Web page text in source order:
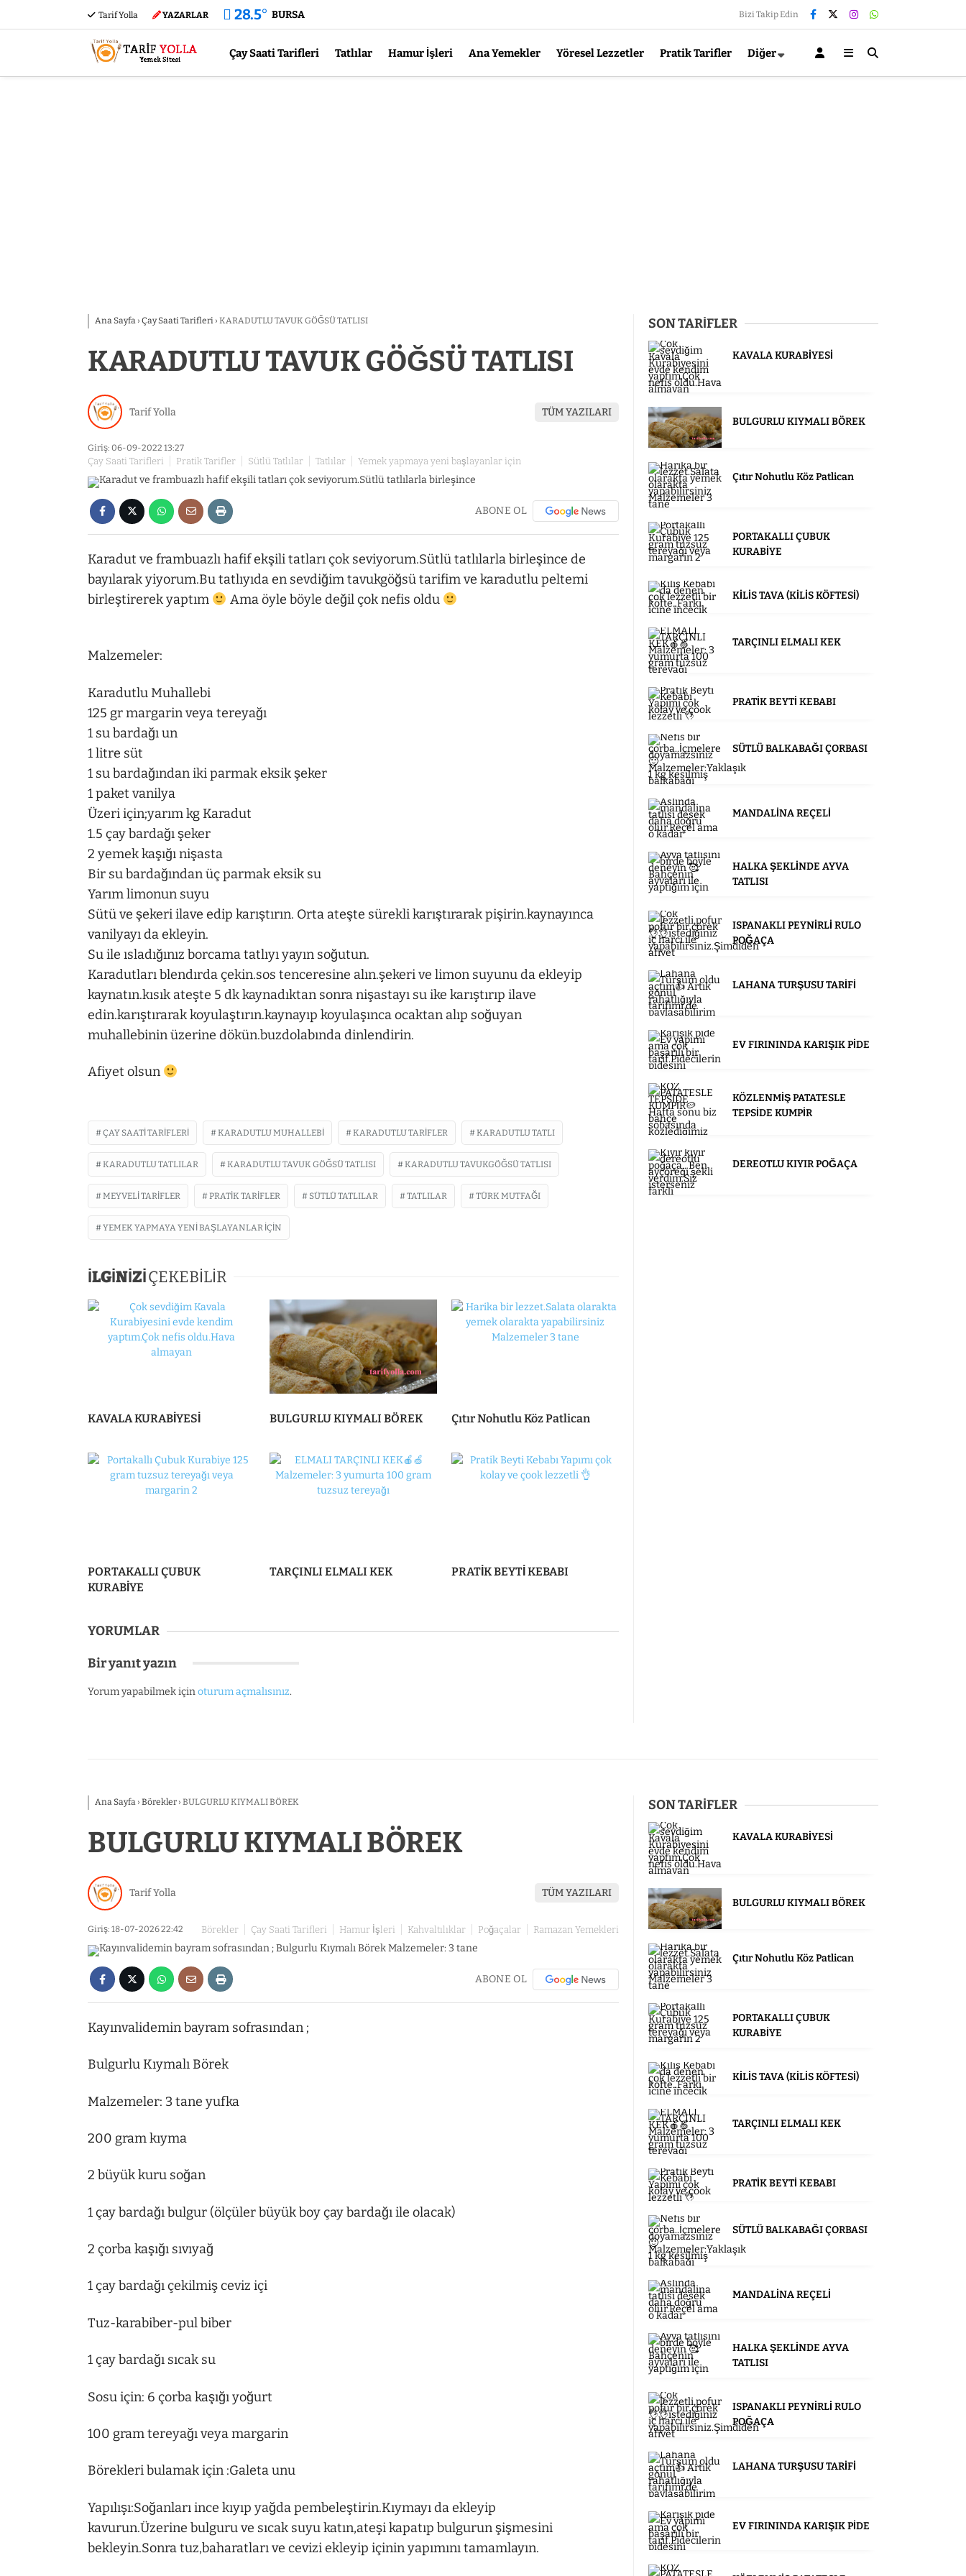
Tarif Yolla YAZARLAR 28.5° BURSA Bizi Takip Edin
Çay Saati Tarifleri Tatlılar Hamur İşleri Ana Yemekler Yöresel Lezzetler Pratik Tarifler Diğer
Ana Sayfa › Çay Saati Tarifleri › KARADUTLU TAVUK GÖĞSÜ TATLISI
KARADUTLU TAVUK GÖĞSÜ TATLISI
Tarif Yolla TÜM YAZILARI
Giriş: 06-09-2022 13:27
Çay Saati Tarifleri Pratik Tarifler Sütlü Tatlılar Tatlılar Yemek yapmaya yeni başlayanlar için
ABONE OL
Karadut ve frambuazlı hafif ekşili tatları çok seviyorum.Sütlü tatlılarla birleşince de
bayılarak yiyorum.Bu tatlıyıda en sevdiğim tavukgöğsü tarifim ve karadutlu peltemi
birleştirerek yaptım
Ama öyle böyle değil çok nefis oldu
Malzemeler:
Karadutlu Muhallebi
125 gr margarin veya tereyağı
1 su bardağı un
1 litre süt
1 su bardağından iki parmak eksik şeker
1 paket vanilya
Üzeri için;yarım kg Karadut
1.5 çay bardağı şeker
2 yemek kaşığı nişasta
Bir su bardağından üç parmak eksik su
Yarım limonun suyu
Sütü ve şekeri ilave edip karıştırın. Orta ateşte sürekli karıştırarak pişirin.kaynayınca
vanilyayı da ekleyin.
Su ile ısladığınız borcama tatlıyı yayın soğutun.
Karadutları blendırda çekin.sos tenceresine alın.şekeri ve limon suyunu da ekleyip
kaynatın.kısık ateşte 5 dk kaynadıktan sonra nişastayı su ike karıştırıp ilave
edin.karıştırarak koyulaştırın.kaynayıp koyulaşınca ocaktan alıp soğuyan
muhallebinin üzerine dökün.buzdolabında dinlendirin.
Afiyet olsun
ÇAY SAATI TARIFLERI KARADUTLU MUHALLEBI KARADUTLU TARIFLER KARADUTLU TATLI
KARADUTLU TATLILAR KARADUTLU TAVUK GÖĞSÜ TATLISI KARADUTLU TAVUKGÖĞSÜ TATLISI
MEYVELI TARIFLER PRATIK TARIFLER SÜTLÜ TATLILAR TATLILAR TÜRK MUTFAĞI
YEMEK YAPMAYA YENI BAŞLAYANLAR IÇIN
İLGİNİZİÇEKEBİLİR
KAVALA KURABİYESİ BULGURLU KIYMALI BÖREK Çıtır Nohutlu Köz Patlican
PORTAKALLI ÇUBUK
KURABİYE
TARÇINLI ELMALI KEK PRATİK BEYTİ KEBABI
YORUMLAR
Bir yanıt yazın
Yorum yapabilmek içinoturum açmalısınız.
SON TARİFLER
KAVALA KURABİYESİ
BULGURLU KIYMALI BÖREK
Çıtır Nohutlu Köz Patlican
PORTAKALLI ÇUBUK
KURABİYE
KİLİS TAVA (KİLİS KÖFTESİ)
TARÇINLI ELMALI KEK
PRATİK BEYTİ KEBABI
SÜTLÜ BALKABAĞI ÇORBASI
MANDALİNA REÇELİ
HALKA ŞEKLİNDE AYVA
TATLISI
ISPANAKLI PEYNİRLİ RULO
POĞAÇA
LAHANA TURŞUSU TARİFİ
EV FIRININDA KARIŞIK PİDE
KÖZLENMİŞ PATATESLE
TEPSİDE KUMPİR
DEREOTLU KIYIR POĞAÇA
Ana Sayfa › Börekler › BULGURLU KIYMALI BÖREK
BULGURLU KIYMALI BÖREK
Tarif Yolla TÜM YAZILARI
Giriş: 18-07-2026 22:42 Börekler Çay Saati Tarifleri Hamur İşleri Kahvaltılıklar Poğaçalar Ramazan Yemekleri
ABONE OL
Kayınvalidemin bayram sofrasından ;
Bulgurlu Kıymalı Börek
Malzemeler: 3 tane yufka
200 gram kıyma
2 büyük kuru soğan
1 çay bardağı bulgur (ölçüler büyük boy çay bardağı ile olacak)
2 çorba kaşığı sıvıyağ
1 çay bardağı çekilmiş ceviz içi
Tuz-karabiber-pul biber
1 çay bardağı sıcak su
Sosu için: 6 çorba kaşığı yoğurt
100 gram tereyağı veya margarin
Börekleri bulamak için :Galeta unu
Yapılışı:Soğanları ince kıyıp yağda pembeleştirin.Kıymayı da ekleyip
kavurun.Üzerine bulguru ve sıcak suyu katın,ateşi kapatıp bulgurun şişmesini
bekleyin.Sonra tuz,baharatları ve cevizi ekleyip içinin yapımını tamamlayın.
SON TARİFLER
KAVALA KURABİYESİ
BULGURLU KIYMALI BÖREK
Çıtır Nohutlu Köz Patlican
PORTAKALLI ÇUBUK
KURABİYE
KİLİS TAVA (KİLİS KÖFTESİ)
TARÇINLI ELMALI KEK
PRATİK BEYTİ KEBABI
SÜTLÜ BALKABAĞI ÇORBASI
MANDALİNA REÇELİ
HALKA ŞEKLİNDE AYVA
TATLISI
ISPANAKLI PEYNİRLİ RULO
POĞAÇA
LAHANA TURŞUSU TARİFİ
EV FIRININDA KARIŞIK PİDE